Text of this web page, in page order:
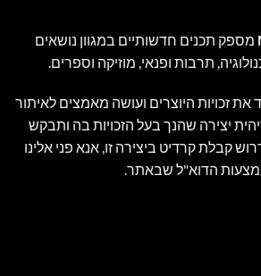
מספק תכנים חדשותיים במגוון נושאים
תרבות ופנאי, מוזיקה וספרים.
את זכויות היוצרים ועושה מאמצים לאיתור
יצירה שהנך בעל הזכויות בה ותבקש
קבלת קרדיט ביצירה זו, אנא פני אלינו
הדוא"ל שבאתר.